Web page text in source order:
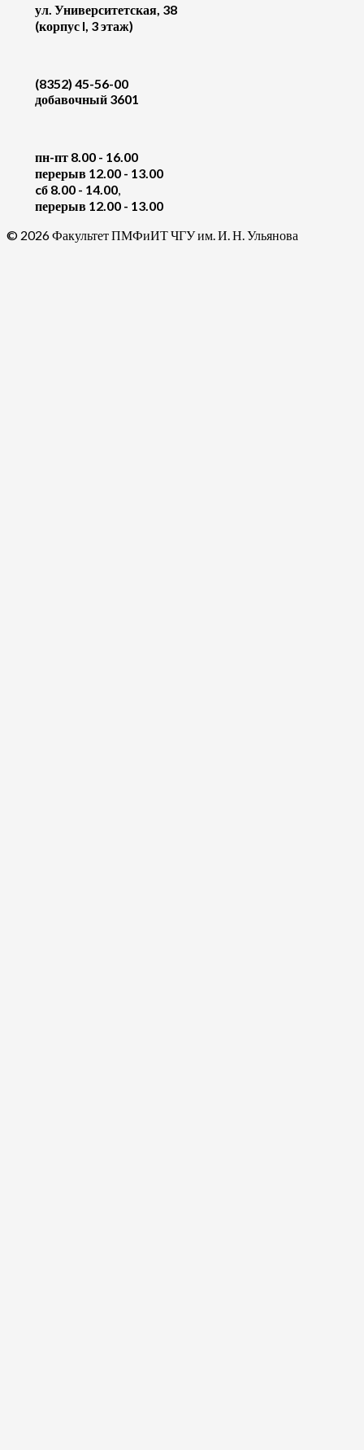
ул. Университетская, 38
(корпус I, 3 этаж)
(8352) 45-56-00
добавочный 3601
пн-пт 8.00 - 16.00
перерыв 12.00 - 13.00
cб 8.00 - 14.00,
перерыв 12.00 - 13.00
© 2026 Факультет ПМФиИТ ЧГУ им. И. Н. Ульянова